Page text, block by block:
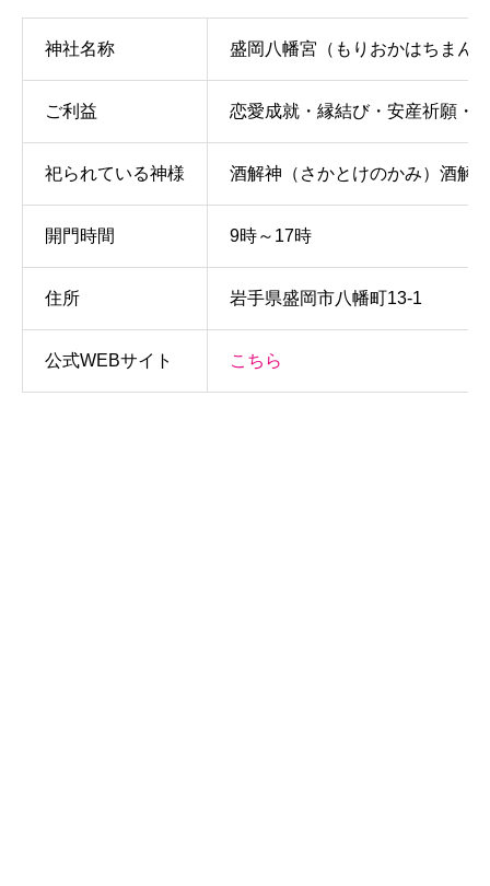
神社名称 盛岡八幡宮（もりおかはちまん
ご利益 恋愛成就・縁結び・安産祈願・
祀られている神様 酒解神（さかとけのかみ）酒解
開門時間 9時～17時
住所 岩手県盛岡市八幡町13-1
公式WEBサイト こちら